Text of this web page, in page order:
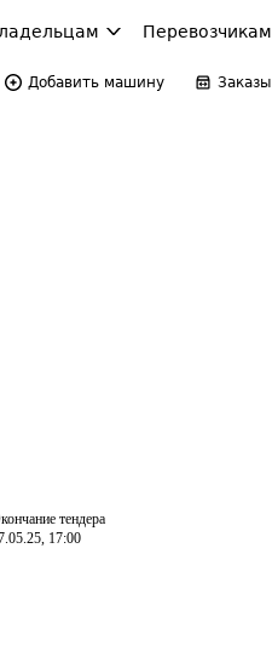
Перевозчикам
Добавить машину Заказы
тендера
17:00